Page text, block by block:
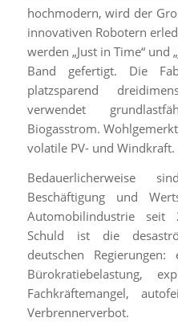
hochmodern, wird der
innovativen Robotern
werden „Just in Time“ und
Band gefertigt. Die
platzsparend
verwendet
Biogasstrom.
volatile PV- und Windkraft.
Bedauerlicherweise
Beschäftigung und
Automobilindustrie seit
Schuld ist die
deutschen
Bürokratiebelastung,
Fachkräftemangel,
Verbrennerverbot.